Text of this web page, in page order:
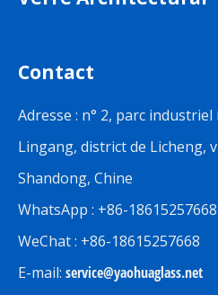
Contact
Adresse : n° 2, parc
Lingang, district de Licheng,
Shandong, Chine
WhatsApp : +86-18615257668
WeChat : +86-18615257668
E-mail: service@yaohuaglass.net